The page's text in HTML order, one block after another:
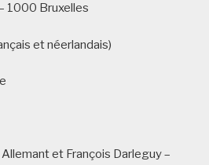
1000 Bruxelles
et néerlandais)
et François Darleguy –